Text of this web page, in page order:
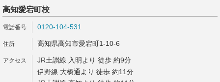
高知愛宕町校
0120-104-531
高知県高知市愛宕町1-10-6
JR土讃線 入明より 徒歩 約9分
伊野線 大橋通より 徒歩 約11分